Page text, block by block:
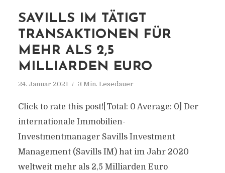
SAVILLS IM TÄTIGT
TRANSAKTIONEN FÜR
MEHR ALS 2,5
MILLIARDEN EURO
24. Januar 2021 3 Min. Lesedauer
Click to rate this post![Total: 0 Average: 0] Der
internationale Immobilien-
Investmentmanager Savills Investment
Management (Savills IM) hat im Jahr 2020
weltweit mehr als 2,5 Milliarden Euro